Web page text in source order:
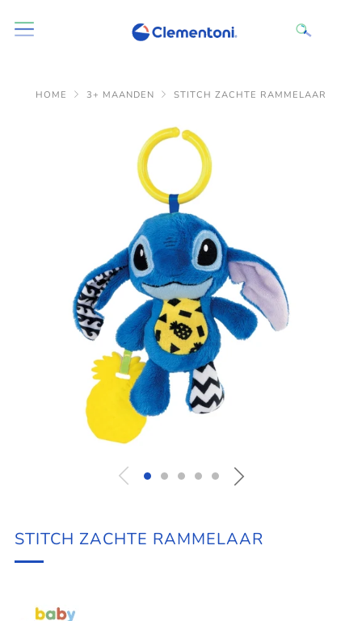
HOME 3+ MAANDEN STITCH ZACHTE RAMMELAAR
STITCH ZACHTE RAMMELAAR